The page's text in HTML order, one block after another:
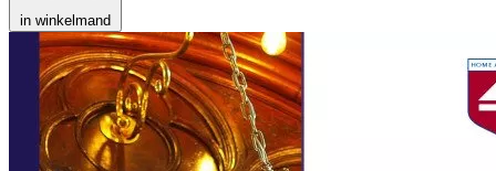
in winkelmand